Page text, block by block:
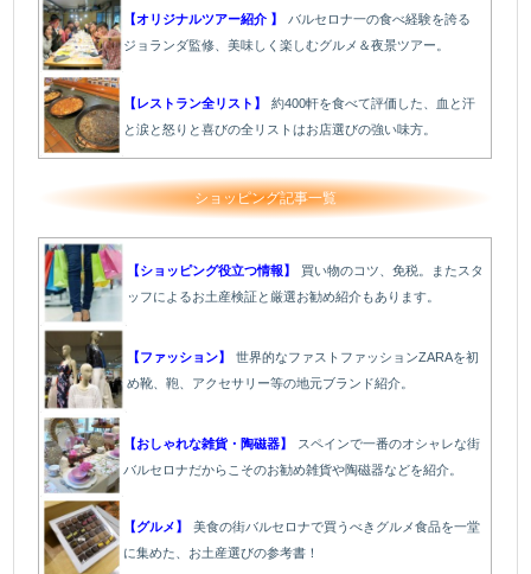
【オリジナルツアー紹介 】
バルセロナ一の食べ経験を誇る
ジョランダ監修、美味しく楽しむグルメ＆夜景ツアー。
【レストラン全リスト】
約400軒を食べて評価した、血と汗
と涙と怒りと喜びの全リストはお店選びの強い味方。
ショッピング記事一覧
【ショッピング役立つ情報】
買い物のコツ、免税。またスタ
ッフによるお土産検証と厳選お勧め紹介もあります。
【ファッション】
世界的なファストファッションZARAを初
め靴、鞄、アクセサリー等の地元ブランド紹介。
【おしゃれな雑貨・陶磁器】
スペインで一番のオシャレな街
バルセロナだからこそのお勧め雑貨や陶磁器などを紹介。
【グルメ】
美食の街バルセロナで買うべきグルメ食品を一堂
に集めた、お土産選びの参考書！